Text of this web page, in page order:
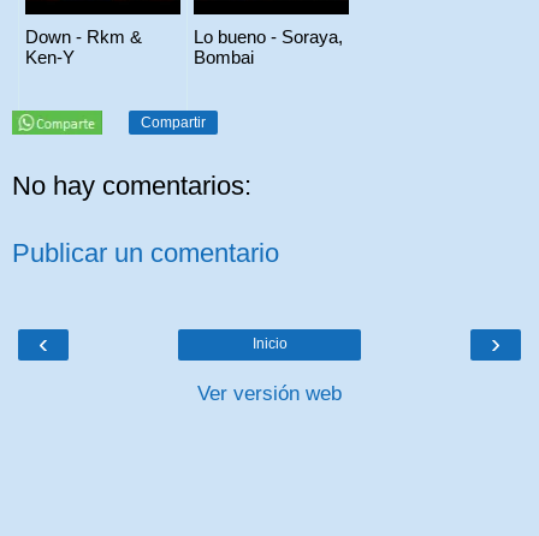
Down - Rkm &
Ken-Y
Lo bueno - Soraya,
Bombai
Compartir
No hay comentarios:
Publicar un comentario
‹ ›
Inicio
Ver versión web